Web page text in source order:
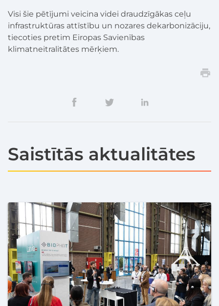
Visi šie pētījumi veicina videi draudzīgākas ceļu
infrastruktūras attīstību un nozares dekarbonizāciju,
tiecoties pretim Eiropas Savienības
klimatneitralitātes mērķiem.
Saistītās aktualitātes